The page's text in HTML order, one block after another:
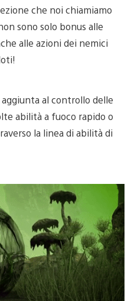
che noi chiamiamo
sono solo bonus alle
alle azioni dei nemici
al controllo delle
abilità a fuoco rapido o
la linea di abilità di